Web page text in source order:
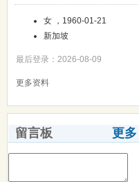
女 ，1960-01-21
新加坡
最后登录：2026-08-09
更多资料
更多
留言板